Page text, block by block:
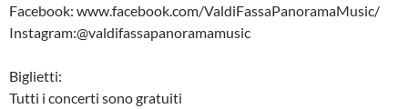
Facebook: www.facebook.com/ValdiFassaPanoramaMusic/
Instagram:@valdifassapanoramamusic
Biglietti:
Tutti i concerti sono gratuiti